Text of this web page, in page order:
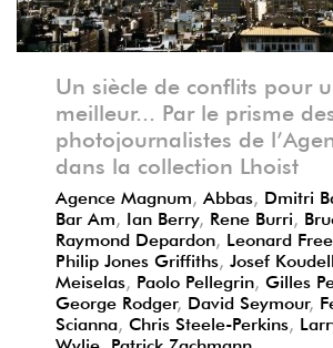
Un siècle de conflits pour
meilleur... Par le prisme des
photojournalistes de
dans la collection Lhoist
Agence Magnum Abbas Dmitri
Bar Am Ian Berry, Rene Burri
Raymond Depardon Leonard
Philip Jones Griffiths Josef
Meiselas Paolo Pellegrin Gilles
George Rodger, David Seymour,
Scianna Chris Steele-Perkins
Wylie Patrick Zachmann